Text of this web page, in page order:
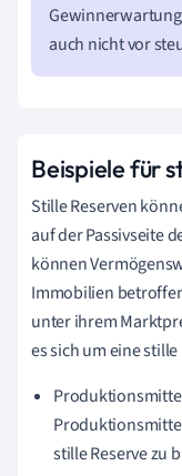
auch nicht vor
Beispiele für
Stille Reserven
auf der Passivseite
können
Immobilien
unter ihrem
es sich um eine stille
stille Reserve zu